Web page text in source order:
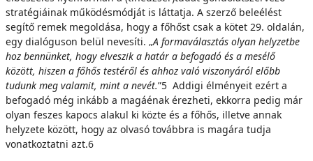
stratégiáinak működésmódját is láttatja. A szerző beleélést
segítő remek megoldása, hogy a főhőst csak a kötet 29. oldalán,
egy dialóguson belül nevesíti. „A formaválasztás olyan helyzetbe
hoz bennünket, hogy elveszik a határ a befogadó és a mesélő
között, hiszen a főhős testéről és ahhoz való viszonyáról előbb
tudunk meg valamit, mint a nevét.”5 Addigi élményeit ezért a
befogadó még inkább a magáénak érezheti, ekkorra pedig már
olyan feszes kapocs alakul ki közte és a főhős, illetve annak
helyzete között, hogy az olvasó továbbra is magára tudja
vonatkoztatni azt.6